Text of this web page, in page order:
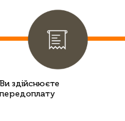
Ви здійснюєте
передоплату